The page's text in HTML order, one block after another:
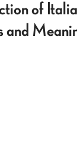
of
and